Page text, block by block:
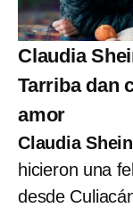
Claudia
Tarriba dan
amor
Claudia
hicieron una
desde